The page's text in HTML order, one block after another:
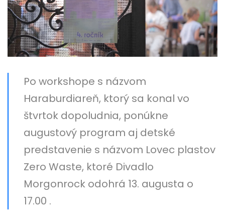
Po workshope s názvom
Haraburdiareň, ktorý sa konal vo
štvrtok dopoludnia, ponúkne
augustový program aj detské
predstavenie s názvom Lovec plastov
Zero Waste, ktoré Divadlo
Morgonrock odohrá 13. augusta o
17.00 .